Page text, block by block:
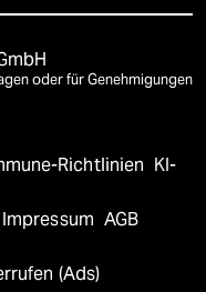
oder für Genehmigungen
Richtlinien KI-
Impressum AGB
(Ads)